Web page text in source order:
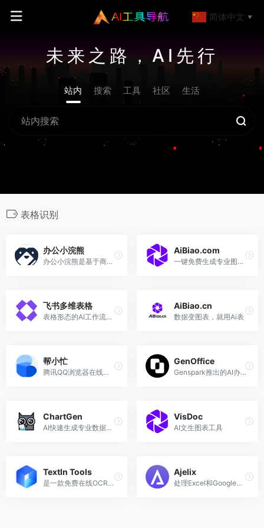
未来之路，AI先行
站内 搜索 工具 社区 生活
表格识别
办公小浣熊
办公小浣熊是基于商汤大语言模型的原生数据分析产品，
AiBiao.com
一键免费生成专业图表，只需输入文字，即可让文档与图表创作更高效
飞书多维表格
表格形态的AI工作流搭建工具，支持批量化的AI创作与分析任务，接入DeepSeek R1满血版
AiBiao.cn
数据变图表，就用Ai表
帮小忙
腾讯QQ浏览器在线工具箱平台
GenOffice
Genspark推出的AI办公套件，开源、免费、无广告
ChartGen
AI快速生成专业数据图表
VisDoc
AI文生图表工具
TextIn Tools
是一款免费在线OCR工具，包含文字识别、表格识别，PDF转文件，文件转PDF、其他格式转换，识别率高，体验好，免费。
Ajelix
处理Excel和GoogleSheets表格的AI工具
简体中文 ▼